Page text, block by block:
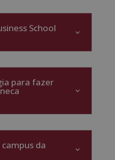
School
para fazer
da